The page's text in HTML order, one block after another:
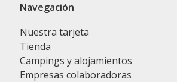
Navegación
Nuestra tarjeta
Tienda
Campings y alojamientos
Empresas colaboradoras